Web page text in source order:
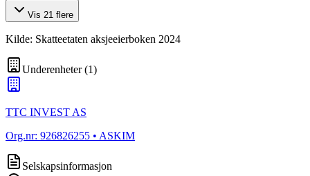
Vis 21 flere
Kilde: Skatteetaten aksjeeierboken 2024
Underenheter(1)
TTC INVEST AS
Org.nr: 926826255 • ASKIM
Selskapsinformasjon